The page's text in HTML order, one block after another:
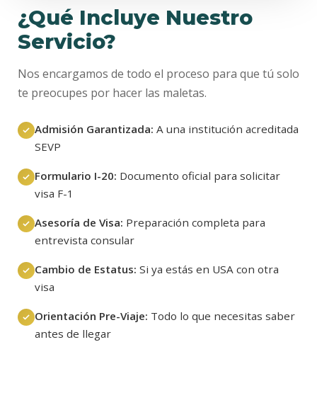
¿Qué Incluye Nuestro
Servicio?
Nos encargamos de todo el proceso para que tú solo
te preocupes por hacer las maletas.
Admisión Garantizada: A una institución acreditada
SEVP
Formulario I-20: Documento oficial para solicitar
visa F-1
Asesoría de Visa: Preparación completa para
entrevista consular
Cambio de Estatus: Si ya estás en USA con otra
visa
Orientación Pre-Viaje: Todo lo que necesitas saber
antes de llegar